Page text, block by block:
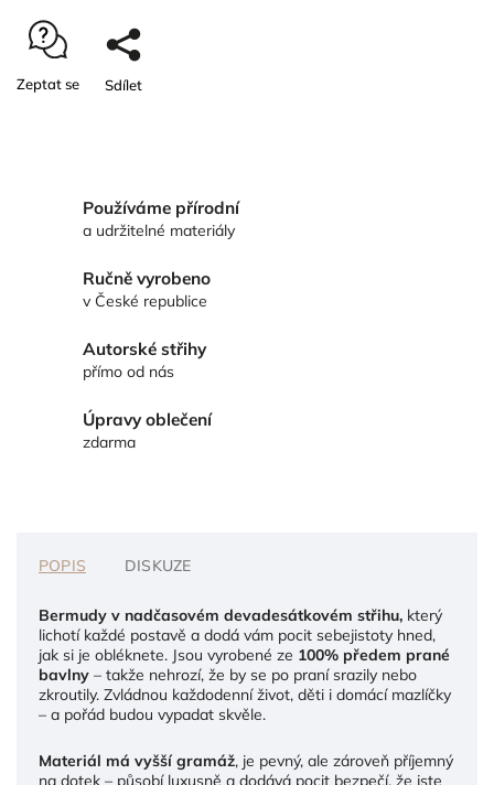
Zeptat se Sdílet
Používáme přírodní
a udržitelné materiály
Ručně vyrobeno
v České republice
Autorské střihy
přímo od nás
Úpravy oblečení
zdarma
POPIS DISKUZE
Bermudy v nadčasovém devadesátkovém střihu, který
lichotí každé postavě a dodá vám pocit sebejistoty hned,
jak si je obléknete. Jsou vyrobené ze 100% předem prané
bavlny – takže nehrozí, že by se po praní srazily nebo
zkroutily. Zvládnou každodenní život, děti i domácí mazlíčky
– a pořád budou vypadat skvěle.
Materiál má vyšší gramáž, je pevný, ale zároveň příjemný
na dotek – působí luxusně a dodává pocit bezpečí, že jste